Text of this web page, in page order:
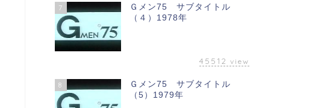
7
Ｇメン75 サブタイトル
（４）1978年
45512 view
8
Ｇメン75 サブタイトル
（5）1979年